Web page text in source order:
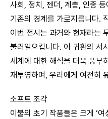
사회, 정치, 젠더, 계층, 인종
기존의 경계를 가로지릅니다.
이번 전시는 과거와 현재라는
불러일으킵니다. 이 귀환의 서
세계에 대한 해석을 더욱 풍부
재투영하며, 우리에게 여전히
소프트 조각
이불의 초기 작품들은 크게 ‘여